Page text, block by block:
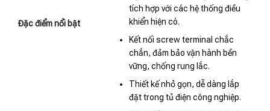
Đặc điểm nổi bật
tích hợp với các hệ thống điều
khiển hiện có.
Kết nối screw terminal chắc
chắn, đảm bảo vận hành bền
vững, chống rung lắc.
Thiết kế nhỏ gọn, dễ dàng lắp
đặt trong tủ điện công nghiệp.